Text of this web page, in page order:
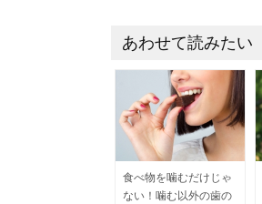
あわせて読みたい
食べ物を噛むだけじゃ
ない！噛む以外の歯の